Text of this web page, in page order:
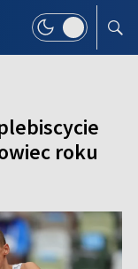
roku